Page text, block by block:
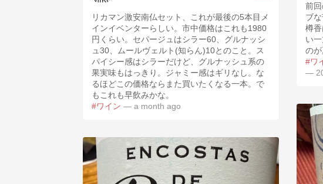
リカマン激安南仏セット、これが最後の5本目メ
インイベンターらしい。市中価格はこれも1980
円くらい。セパージュはシラー60、グルナッシ
ュ30、ムールヴェルト(知らん)10とのこと。ス
パイシー感はシラーだけど、グルナッシュ系の
果実味もはっきり。ジャミー感はギリなし。な
るほどこの価格ならまた買いたくなる一本。で
もこれも早飲みかな。
#ワイン — a month ago
前
ブ
樽
い
のが
#ワ
—